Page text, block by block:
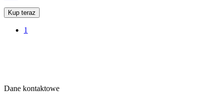
Kup teraz
1
Dane kontaktowe